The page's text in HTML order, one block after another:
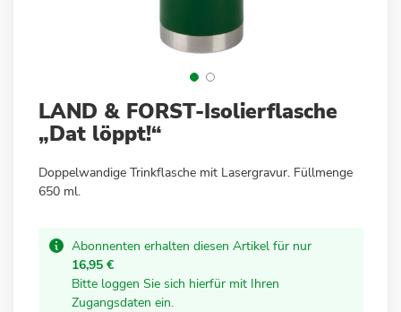
Anfang
der
springen
LAND & FORST-Isolierflasche
„Dat löppt!“
Doppelwandige Trinkflasche mit Lasergravur. Füllmenge
650 ml.
Abonnenten erhalten diesen Artikel für nur
16,95 €
Bitte loggen Sie sich hierfür mit Ihren
Zugangsdaten ein.